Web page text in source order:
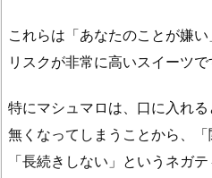
これらは「あなたのことが嫌
リスクが非常に高いスイーツで
特にマシュマロは、口に入れ
無くなってしまうことから、「
「長続きしない」というネガ